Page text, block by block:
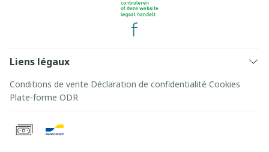
Liens légaux
Conditions de vente Déclaration de confidentialité Cookies
Plate-forme ODR